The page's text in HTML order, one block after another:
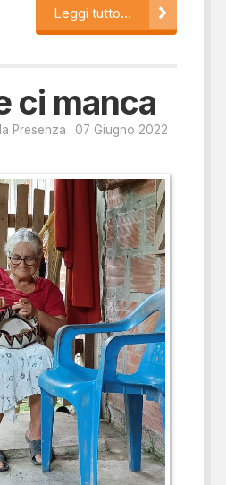
Leggi tutto...
ci manca
Presenza 07 Giugno 2022